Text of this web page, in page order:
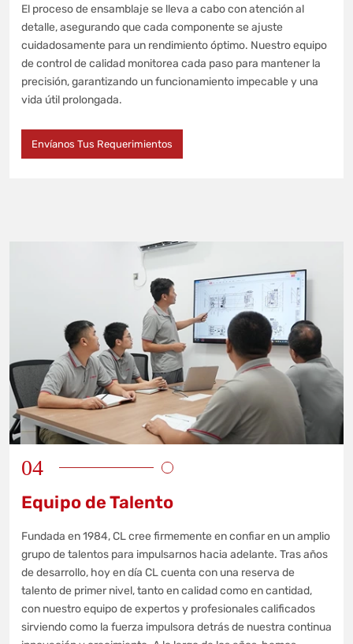
El proceso de ensamblaje se lleva a cabo con atención al
detalle, asegurando que cada componente se ajuste
cuidadosamente para un rendimiento óptimo. Nuestro equipo
de control de calidad monitorea cada paso para mantener la
precisión, garantizando un funcionamiento impecable y una
vida útil prolongada.
Envíanos Tus Requerimientos
04
Equipo de Talento
Fundada en 1984, CL cree firmemente en confiar en un amplio
grupo de talentos para impulsarnos hacia adelante. Tras años
de desarrollo, hoy en día CL cuenta con una reserva de
talento de primer nivel, tanto en calidad como en cantidad,
con nuestro equipo de expertos y profesionales calificados
sirviendo como la fuerza impulsora detrás de nuestra continua